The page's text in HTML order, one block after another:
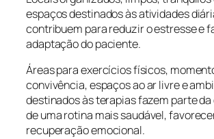
espaços destinados às atividades
contribuem para reduzir o estresse e
adaptação do paciente.
Áreas para exercícios físicos,
convivência, espaços ao ar livre e
destinados às terapias fazem parte
de uma rotina mais saudável,
recuperação emocional.